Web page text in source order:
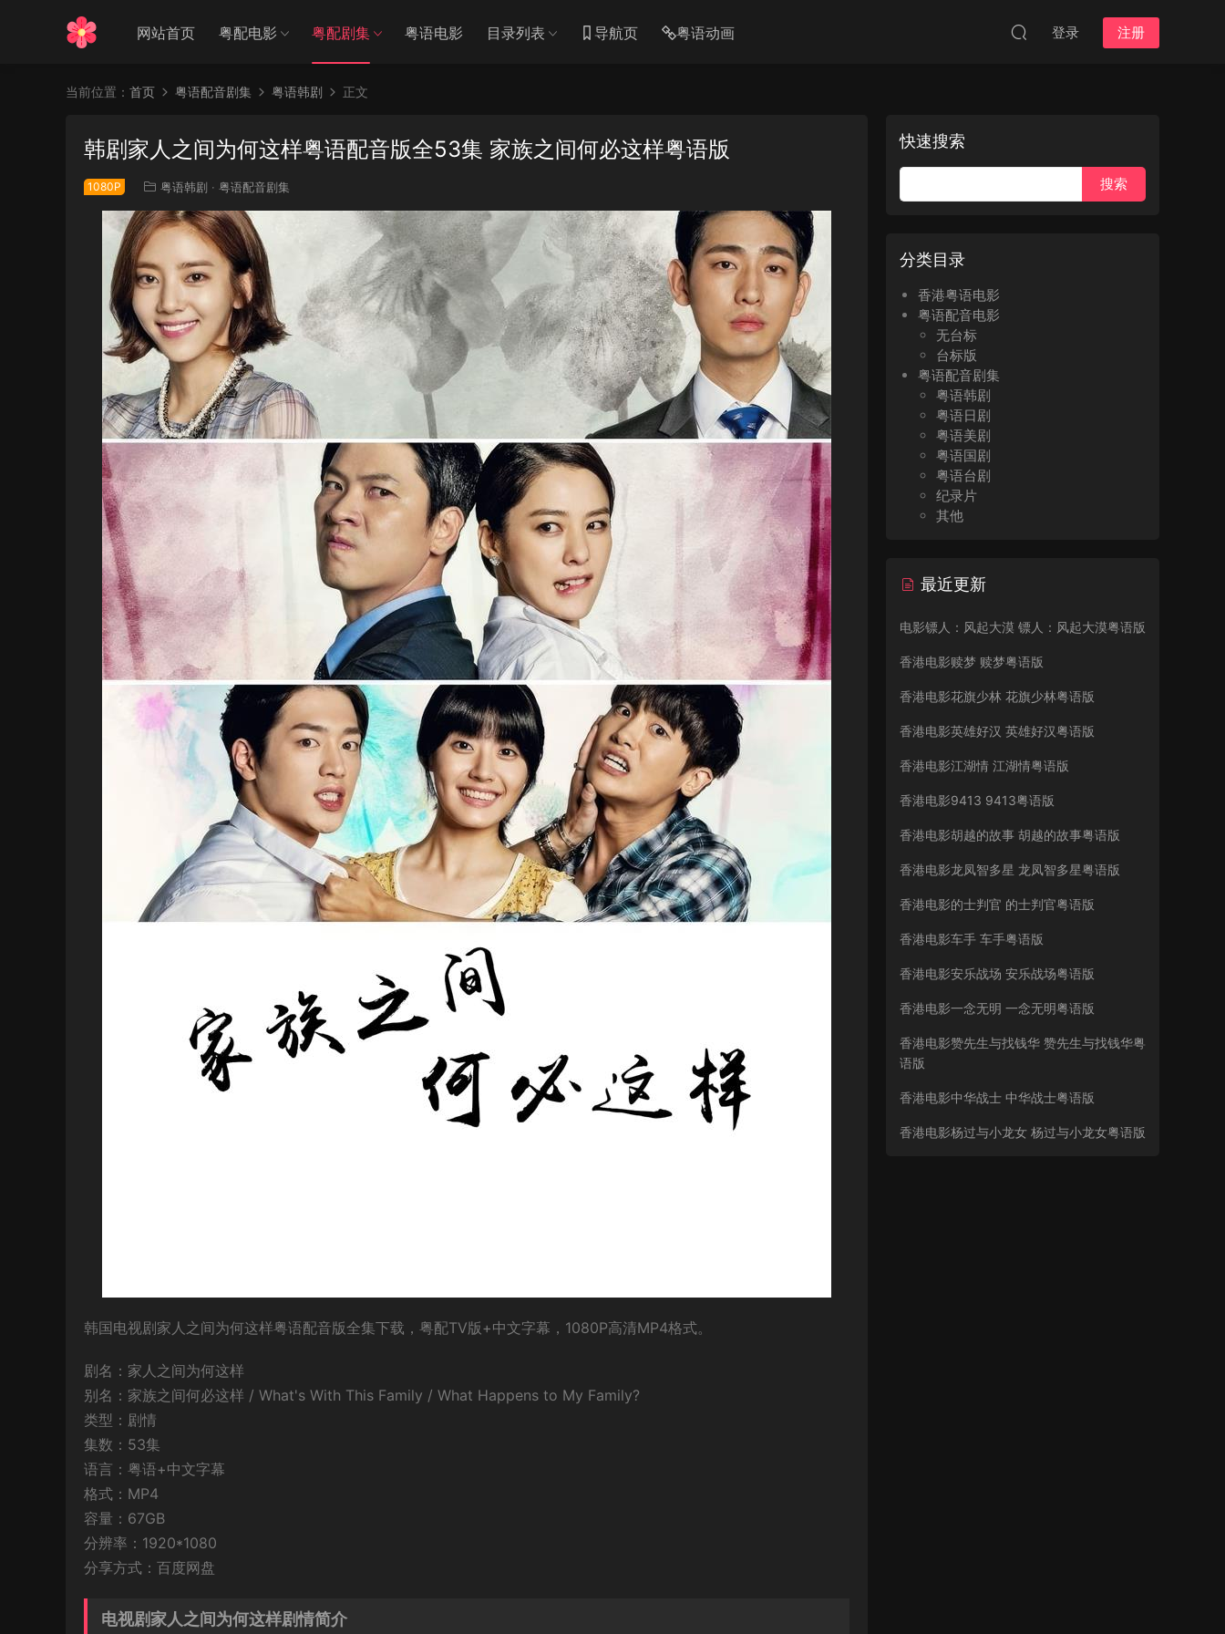
网站首页 粤配电影 粤配剧集 粤语电影 目录列表 导航页 粤语动画 登录 注册
当前位置： 首页 粤语配音剧集 粤语韩剧 正文
韩剧家人之间为何这样粤语配音版全53集 家族之间何必这样粤语版
1080P 粤语韩剧 · 粤语配音剧集
韩国电视剧家人之间为何这样粤语配音版全集下载，粤配TV版+中文字幕，1080P高清MP4格式。
剧名：家人之间为何这样
别名：家族之间何必这样 / What's With This Family / What Happens to My Family?
类型：剧情
集数：53集
语言：粤语+中文字幕
格式：MP4
容量：67GB
分辨率：1920*1080
分享方式：百度网盘
电视剧家人之间为何这样剧情简介
快速搜索
分类目录
香港粤语电影
粤语配音电影
无台标
台标版
粤语配音剧集
粤语韩剧
粤语日剧
粤语美剧
粤语国剧
粤语台剧
纪录片
其他
最近更新
电影镖人：风起大漠 镖人：风起大漠粤语版
香港电影赎梦 赎梦粤语版
香港电影花旗少林 花旗少林粤语版
香港电影英雄好汉 英雄好汉粤语版
香港电影江湖情 江湖情粤语版
香港电影9413 9413粤语版
香港电影胡越的故事 胡越的故事粤语版
香港电影龙凤智多星 龙凤智多星粤语版
香港电影的士判官 的士判官粤语版
香港电影车手 车手粤语版
香港电影安乐战场 安乐战场粤语版
香港电影一念无明 一念无明粤语版
香港电影赞先生与找钱华 赞先生与找钱华粤
语版
香港电影中华战士 中华战士粤语版
香港电影杨过与小龙女 杨过与小龙女粤语版